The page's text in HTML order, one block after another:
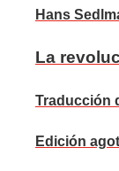
Hans
La
Traducción
Edición